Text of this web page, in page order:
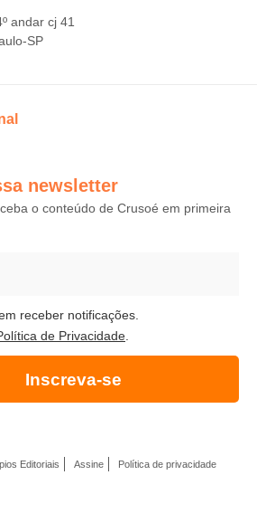
andar cj 41
SP
newsletter
o conteúdo de Crusoé em primeira
receber notificações.
de Privacidade.
Inscreva-se
Editoriais Assine
Política de privacidade